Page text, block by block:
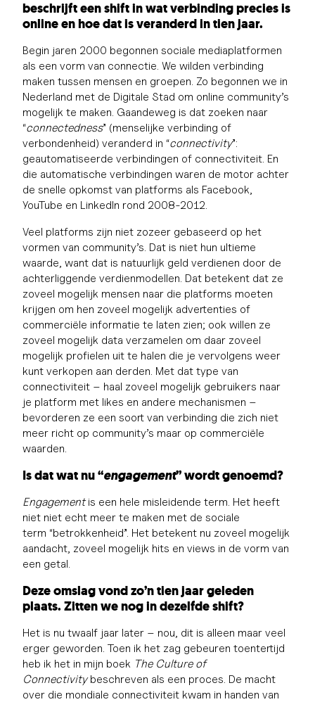
beschrijft een shift in wat verbinding precies is
online en hoe dat is veranderd in tien jaar.
Begin jaren 2000 begonnen sociale mediaplatformen
als een vorm van connectie. We wilden verbinding
maken tussen mensen en groepen. Zo begonnen we in
Nederland met de Digitale Stad om online community’s
mogelijk te maken. Gaandeweg is dat zoeken naar
“connectedness” (menselijke verbinding of
verbondenheid) veranderd in “connectivity”:
geautomatiseerde verbindingen of connectiviteit. En
die automatische verbindingen waren de motor achter
de snelle opkomst van platforms als Facebook,
YouTube en LinkedIn rond 2008-2012.
Veel platforms zijn niet zozeer gebaseerd op het
vormen van community’s. Dat is niet hun ultieme
waarde, want dat is natuurlijk geld verdienen door de
achterliggende verdienmodellen. Dat betekent dat ze
zoveel mogelijk mensen naar die platforms moeten
krijgen om hen zoveel mogelijk advertenties of
commerciële informatie te laten zien; ook willen ze
zoveel mogelijk data verzamelen om daar zoveel
mogelijk profielen uit te halen die je vervolgens weer
kunt verkopen aan derden. Met dat type van
connectiviteit – haal zoveel mogelijk gebruikers naar
je platform met likes en andere mechanismen –
bevorderen ze een soort van verbinding die zich niet
meer richt op community’s maar op commerciële
waarden.
Is dat wat nu “engagement” wordt genoemd?
Engagementis een hele misleidende term. Het heeft
niet niet echt meer te maken met de sociale
term “betrokkenheid”. Het betekent nu zoveel mogelijk
aandacht, zoveel mogelijk hits en views in de vorm van
een getal.
Deze omslag vond zo’n tien jaar geleden
plaats. Zitten we nog in dezelfde shift?
Het is nu twaalf jaar later – nou, dit is alleen maar veel
erger geworden. Toen ik het zag gebeuren toentertijd
heb ik het in mijn boek The Culture of
Connectivitybeschreven als een proces. De macht
over die mondiale connectiviteit kwam in handen van